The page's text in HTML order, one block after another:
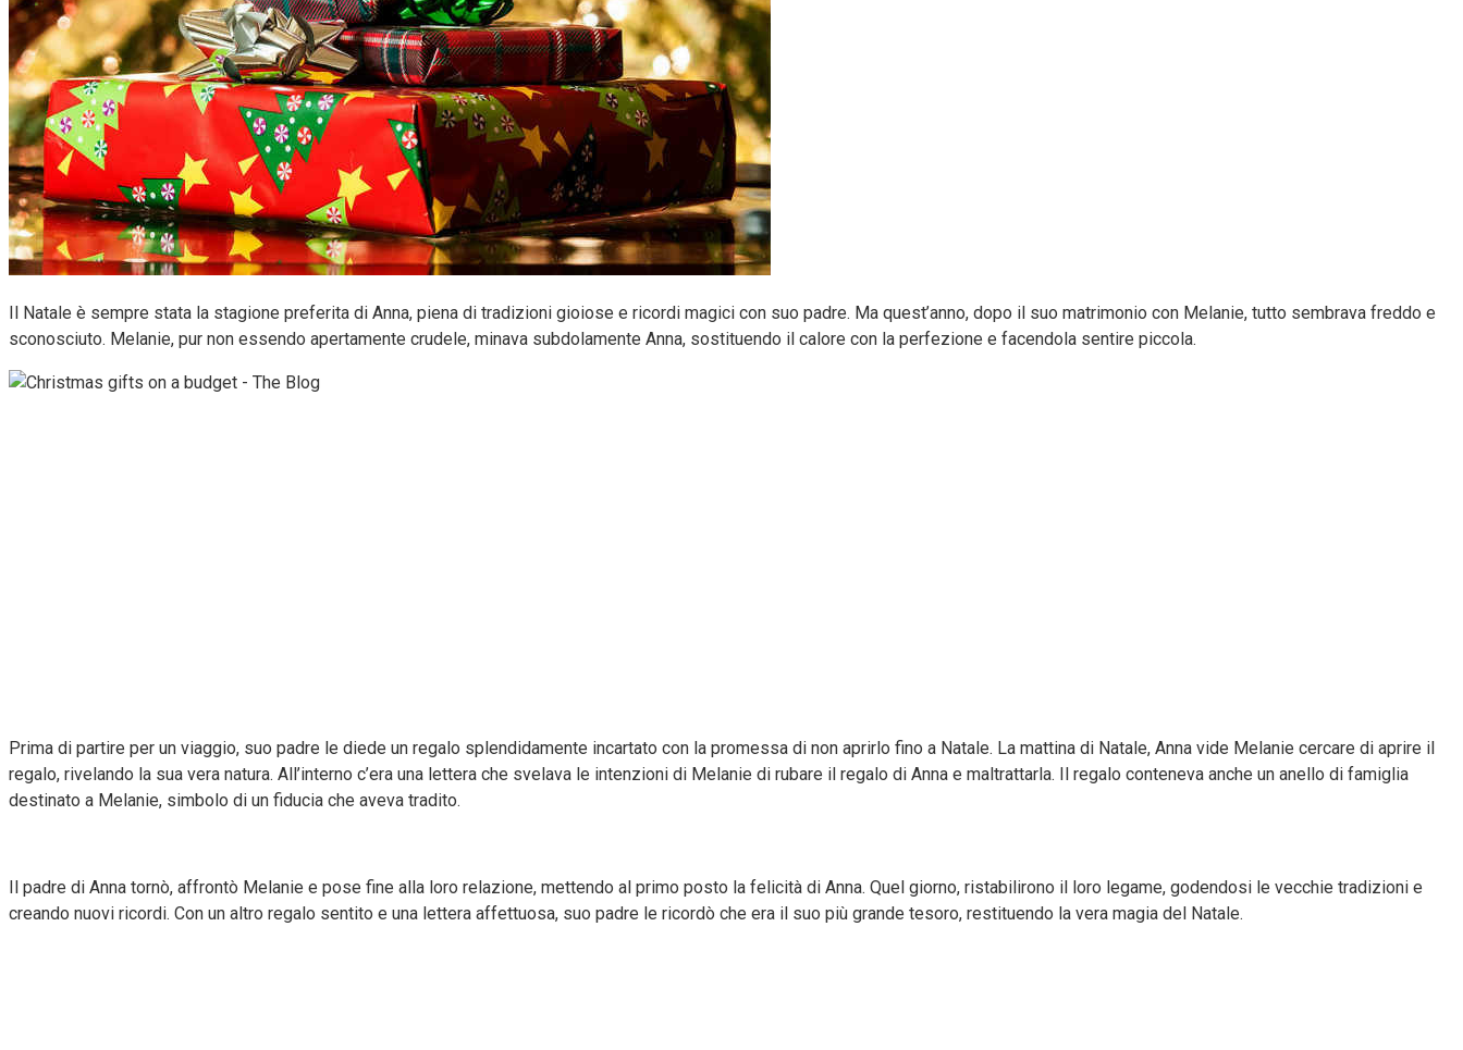
Il Natale è sempre stata la stagione preferita di Anna, piena di tradizioni gioiose e ricordi magici con suo padre. Ma quest’anno, dopo il suo matrimonio con Melanie, tutto sembrava freddo e
sconosciuto. Melanie, pur non essendo apertamente crudele, minava subdolamente Anna, sostituendo il calore con la perfezione e facendola sentire piccola.
Prima di partire per un viaggio, suo padre le diede un regalo splendidamente incartato con la promessa di non aprirlo fino a Natale. La mattina di Natale, Anna vide Melanie cercare di aprire il
regalo, rivelando la sua vera natura. All’interno c’era una lettera che svelava le intenzioni di Melanie di rubare il regalo di Anna e maltrattarla. Il regalo conteneva anche un anello di famiglia
destinato a Melanie, simbolo di un fiducia che aveva tradito.
Il padre di Anna tornò, affrontò Melanie e pose fine alla loro relazione, mettendo al primo posto la felicità di Anna. Quel giorno, ristabilirono il loro legame, godendosi le vecchie tradizioni e
creando nuovi ricordi. Con un altro regalo sentito e una lettera affettuosa, suo padre le ricordò che era il suo più grande tesoro, restituendo la vera magia del Natale.